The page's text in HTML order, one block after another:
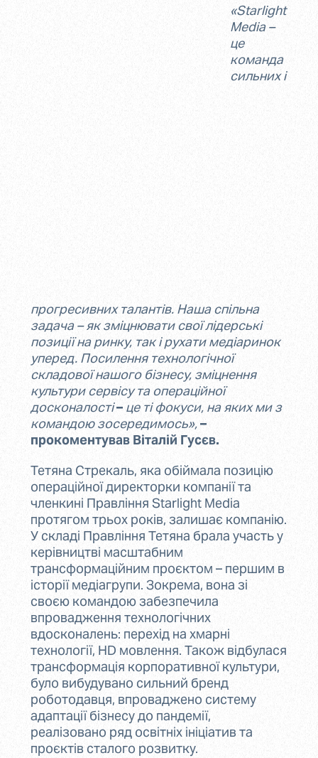
«Starlight
Media –
це
команда
сильних і
прогресивних талантів. Наша спільна
задача – як зміцнювати свої лідерські
позиції на ринку, так і рухати медіаринок
уперед. Посилення технологічної
складової нашого бізнесу, зміцнення
культури сервісу та операційної
досконалості– це ті фокуси, на яких ми з
командою зосередимось»,–
прокоментував Віталій Гусєв.
Тетяна Стрекаль, яка обіймала позицію
операційної директорки компанії та
членкині Правління Starlight Media
протягом трьох років, залишає компанію.
У складі Правління Тетяна брала участь у
керівництві масштабним
трансформаційним проєктом – першим в
історії медіагрупи. Зокрема, вона зі
своєю командою забезпечила
впровадження технологічних
вдосконалень: перехід на хмарні
технології, НD мовлення. Також відбулася
трансформація корпоративної культури,
було вибудувано сильний бренд
роботодавця, впроваджено систему
адаптації бізнесу до пандемії,
реалізовано ряд освітніх ініціатив та
проєктів сталого розвитку.